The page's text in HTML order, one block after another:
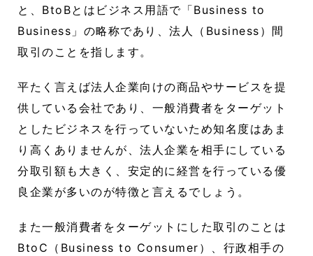
と、BtoBとはビジネス用語で「Business to
Business」の略称であり、法人（Business）間
取引のことを指します。
平たく言えば法人企業向けの商品やサービスを提
供している会社であり、一般消費者をターゲット
としたビジネスを行っていないため知名度はあま
り高くありませんが、法人企業を相手にしている
分取引額も大きく、安定的に経営を行っている優
良企業が多いのが特徴と言えるでしょう。
また一般消費者をターゲットにした取引のことは
BtoC（Business to Consumer）、行政相手の